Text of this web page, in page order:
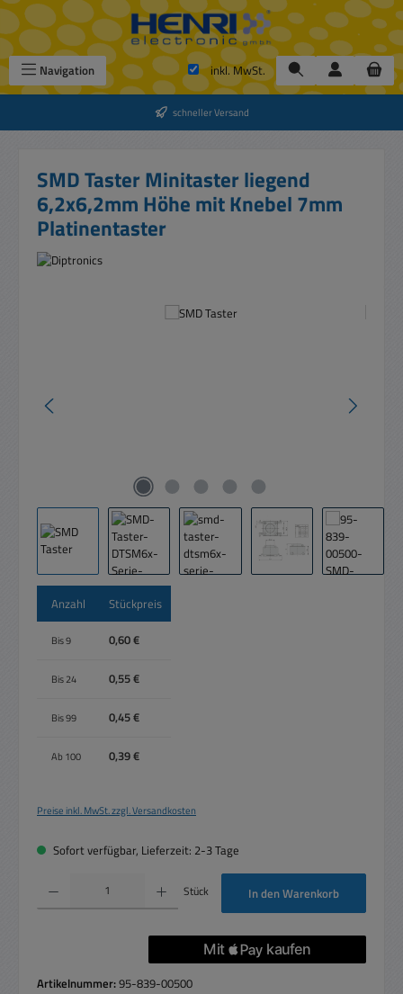
Zum Hauptinhalt springen
Navigation inkl. MwSt.
schneller Versand
SMD Taster Minitaster liegend
6,2x6,2mm Höhe mit Knebel 7mm
Platinentaster
Bildergalerie überspringen
Anzahl Stückpreis
Bis9 0,60 €
Bis24 0,55 €
Bis99 0,45 €
Ab 100 0,39 €
Preise inkl. MwSt. zzgl. Versandkosten
Sofort verfügbar, Lieferzeit: 2-3 Tage
Produkt Anzahl: Gib den gewünschten Wert ein oder benutze die Schaltflächen um
Stück In den Warenkorb
Artikelnummer:95-839-00500